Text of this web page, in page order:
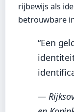
rijbewijs als
betrouwbare
“Een
—